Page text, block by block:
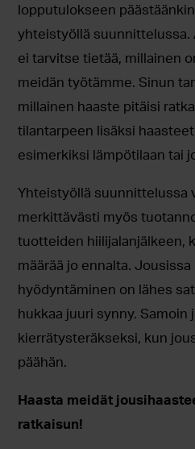
lopputulokseen
yhteistyöllä suunnittelussa.
ei tarvitse tietää, millainen
meidän työtämme. Sinun
millainen haaste pitäisi
tilantarpeen lisäksi
esimerkiksi lämpötilaan tai
Yhteistyöllä suunnittelussa
merkittävästi myös
tuotteiden hiilijalanjälkeen,
määrää jo ennalta.
hyödyntäminen on lähes
hukkaa juuri synny.
kierrätysteräkseksi, kun
päähän.
Haasta meidät
ratkaisun!